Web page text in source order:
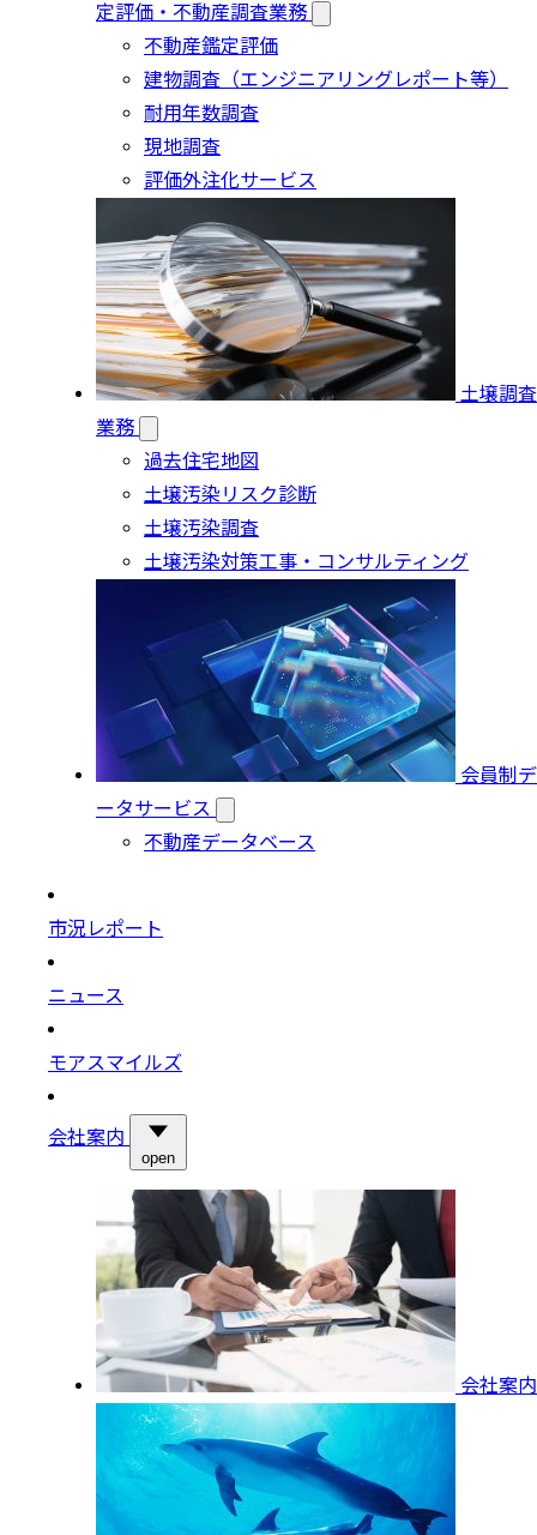
定評価・不動産調査業務
不動産鑑定評価
建物調査（エンジニアリングレポート等）
耐用年数調査
現地調査
評価外注化サービス
土壌調査
業務
過去住宅地図
土壌汚染リスク診断
土壌汚染調査
土壌汚染対策工事・コンサルティング
会員制デ
ータサービス
不動産データベース
市況レポート
ニュース
モアスマイルズ
会社案内
open
会社案内